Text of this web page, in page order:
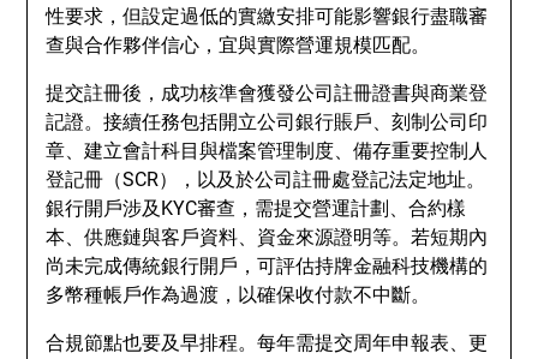
性要求，但設定過低的實繳安排可能影響銀行盡職審
查與合作夥伴信心，宜與實際營運規模匹配。
提交註冊後，成功核準會獲發公司註冊證書與商業登
記證。接續任務包括開立公司銀行賬戶、刻制公司印
章、建立會計科目與檔案管理制度、備存重要控制人
登記冊（SCR），以及於公司註冊處登記法定地址。
銀行開戶涉及KYC審查，需提交營運計劃、合約樣
本、供應鏈與客戶資料、資金來源證明等。若短期內
尚未完成傳統銀行開戶，可評估持牌金融科技機構的
多幣種帳戶作為過渡，以確保收付款不中斷。
合規節點也要及早排程。每年需提交周年申報表、更